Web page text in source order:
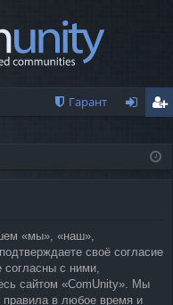
Гарант
ис
ия
«мы», «наш»,
своё согласие
с ними,
сайтом «ComUnity». Мы
правила в любое время и